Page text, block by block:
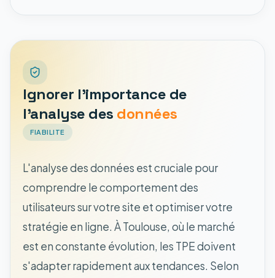
Ignorer l'importance de
l'analyse des données
FIABILITE
L'analyse des données est cruciale pour
comprendre le comportement des
utilisateurs sur votre site et optimiser votre
stratégie en ligne. À Toulouse, où le marché
est en constante évolution, les TPE doivent
s'adapter rapidement aux tendances. Selon